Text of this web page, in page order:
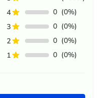
4
0 (0%)
3
0 (0%)
2
0 (0%)
1
0 (0%)